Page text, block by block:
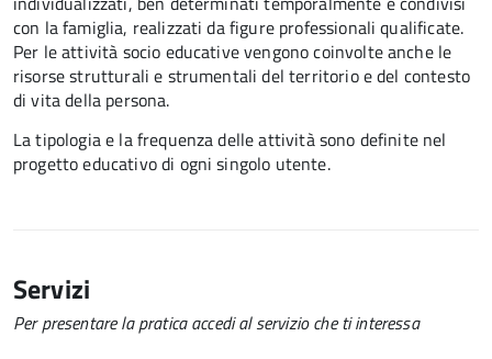
con la famiglia, realizzati da figure professionali qualificate.
Per le attività socio educative vengono coinvolte anche le
risorse strutturali e strumentali del territorio e del contesto
di vita della persona.
La tipologia e la frequenza delle attività sono definite nel
progetto educativo di ogni singolo utente.
Servizi
Per presentare la pratica accedi al servizio che ti interessa